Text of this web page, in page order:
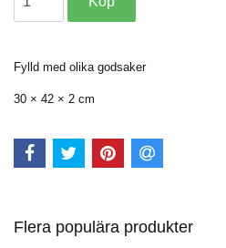
Fylld med olika godsaker
30 × 42 × 2 cm
Flera populära produkter